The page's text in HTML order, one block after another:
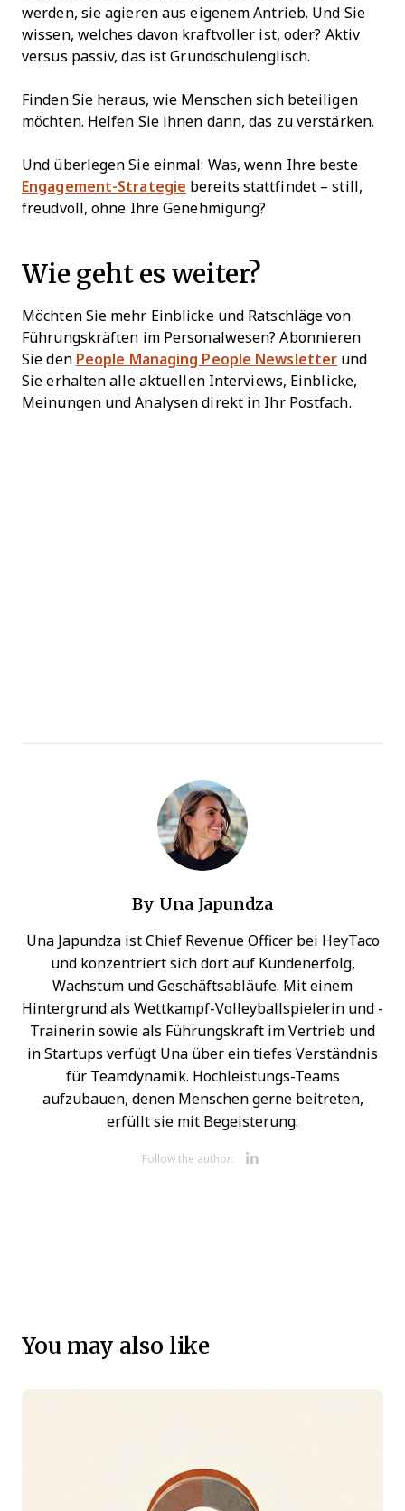
werden, sie agieren aus eigenem Antrieb. Und Sie
wissen, welches davon kraftvoller ist, oder? Aktiv
versus passiv, das ist Grundschulenglisch.
Finden Sie heraus, wie Menschen sich beteiligen
möchten. Helfen Sie ihnen dann, das zu verstärken.
Und überlegen Sie einmal: Was, wenn Ihre beste
Engagement-Strategie bereits stattfindet – still,
freudvoll, ohne Ihre Genehmigung?
Wie geht es weiter?
Möchten Sie mehr Einblicke und Ratschläge von
Führungskräften im Personalwesen? Abonnieren
Sie den People Managing People Newsletter und
Sie erhalten alle aktuellen Interviews, Einblicke,
Meinungen und Analysen direkt in Ihr Postfach.
By Una Japundza
Una Japundza ist Chief Revenue Officer bei HeyTaco
und konzentriert sich dort auf Kundenerfolg,
Wachstum und Geschäftsabläufe. Mit einem
Hintergrund als Wettkampf-Volleyballspielerin und -
Trainerin sowie als Führungskraft im Vertrieb und
in Startups verfügt Una über ein tiefes Verständnis
für Teamdynamik. Hochleistungs-Teams
aufzubauen, denen Menschen gerne beitreten,
erfüllt sie mit Begeisterung.
Follow the author:
You may also like